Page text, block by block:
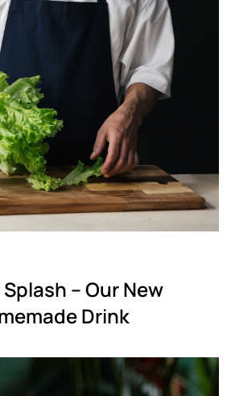
– Our New
Drink